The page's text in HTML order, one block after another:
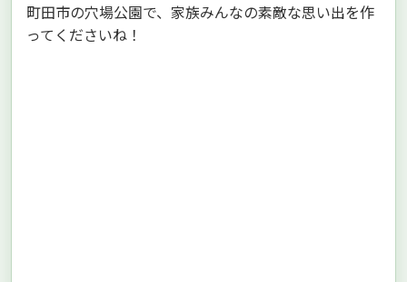
町田市の穴場公園で、家族みんなの素敵な思い出を作
ってくださいね！